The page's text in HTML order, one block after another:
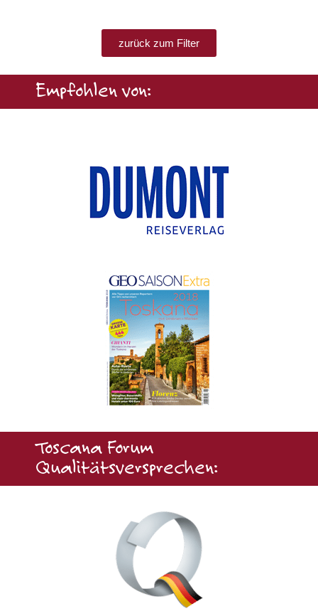
zurück zum Filter
Empfohlen von:
Toscana Forum
Qualitätsversprechen: